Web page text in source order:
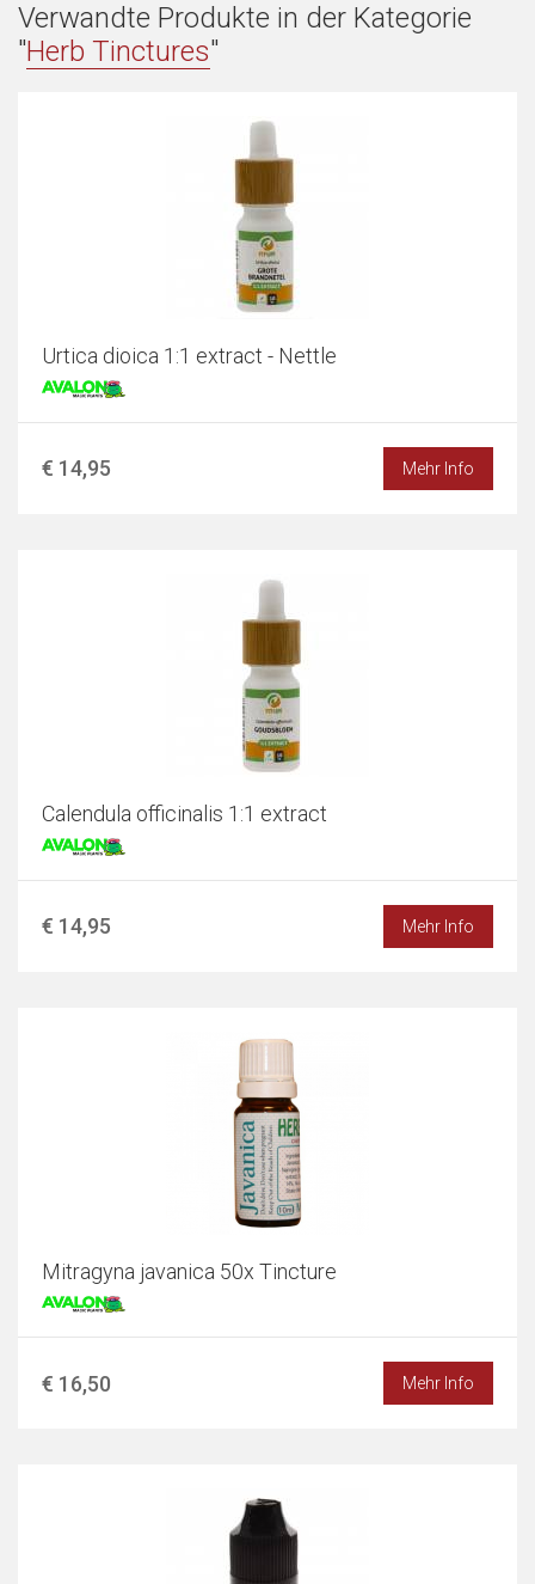
Verwandte Produkte in der Kategorie
"Herb Tinctures"
Urtica dioica 1:1 extract - Nettle
€ 14,95 Mehr Info
Calendula officinalis 1:1 extract
€ 14,95 Mehr Info
Mitragyna javanica 50x Tincture
€ 16,50 Mehr Info